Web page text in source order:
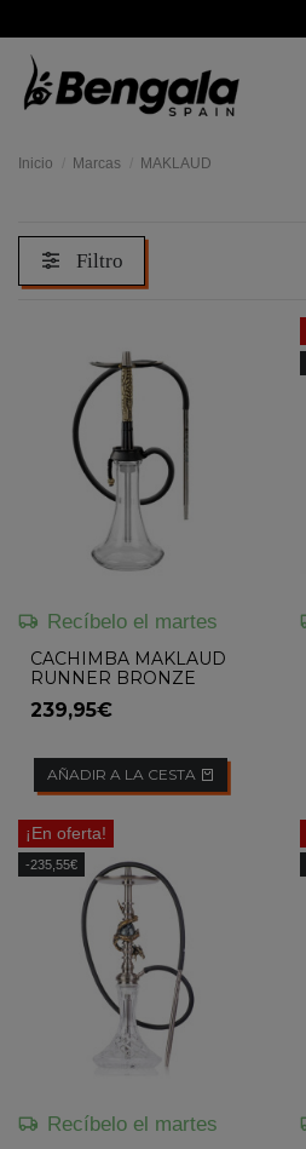
Inicio Marcas MAKLAUD
Filtro
Recíbelo el martes
CACHIMBA MAKLAUD
RUNNER BRONZE
239,95€
AÑADIR A LA CESTA
¡En oferta!
-235,55€
Recíbelo el martes